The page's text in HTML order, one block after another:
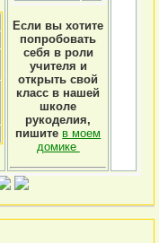
Если вы хотите
попробовать
себя в роли
учителя и
открыть свой
класс в нашей
школе
рукоделия,
пишите в моем
домике